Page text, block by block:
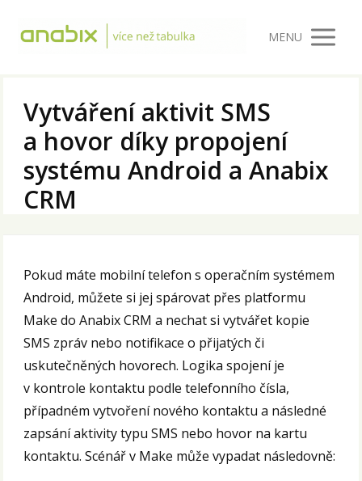
MENU
Vytváření aktivit SMS
a hovor díky propojení
systému Android a Anabix
CRM
Pokud máte mobilní telefon s operačním systémem
Android, můžete si jej spárovat přes platformu
Make do Anabix CRM a nechat si vytvářet kopie
SMS zpráv nebo notifikace o přijatých či
uskutečněných hovorech. Logika spojení je
v kontrole kontaktu podle telefonního čísla,
případném vytvoření nového kontaktu a následné
zapsání aktivity typu SMS nebo hovor na kartu
kontaktu. Scénář v Make může vypadat následovně: